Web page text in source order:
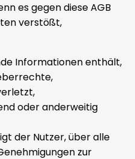
es gegen diese AGB
verstößt,
Informationen enthält,
oder anderweitig
der Nutzer, über alle
zur